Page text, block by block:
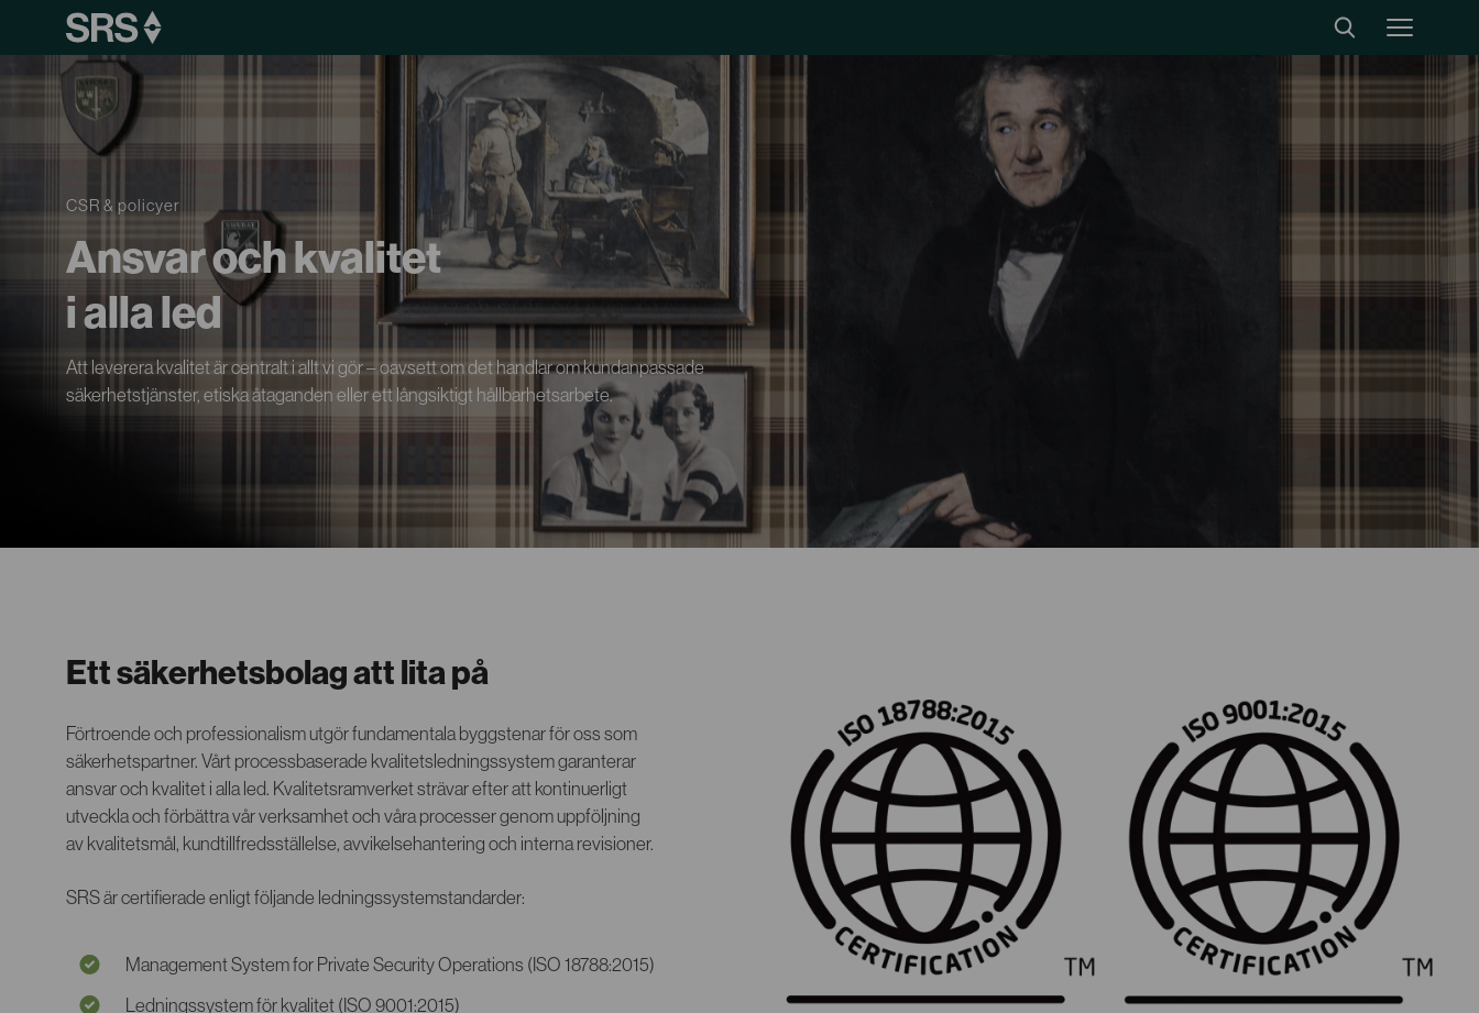
CSR & policyer
Ansvar och kvalitet
i alla led
Att leverera kvalitet är centralt i allt vi gör – oavsett om det handlar om kundanpassade
säkerhetstjänster, etiska åtaganden eller ett långsiktigt hållbarhetsarbete.
Ett säkerhetsbolag att lita på
Förtroende och professionalism utgör fundamentala byggstenar för oss som
säkerhetspartner. Vårt processbaserade kvalitetsledningssystem garanterar
ansvar och kvalitet i alla led. Kvalitetsramverket strävar efter att kontinuerligt
utveckla och förbättra vår verksamhet och våra processer genom uppföljning
av kvalitetsmål, kundtillfredsställelse, avvikelsehantering och interna revisioner.
SRS är certifierade enligt följande ledningssystemstandarder:
Management System for Private Security Operations (ISO 18788:2015)
Ledningssystem för kvalitet (ISO 9001:2015)